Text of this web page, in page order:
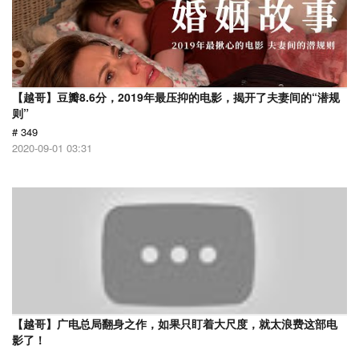
【越哥】豆瓣8.6分，2019年最压抑的电影，揭开了夫妻间的“潜规
则”
# 349
2020-09-01 03:31
【越哥】广电总局翻身之作，如果只盯着大尺度，就太浪费这部电
影了！